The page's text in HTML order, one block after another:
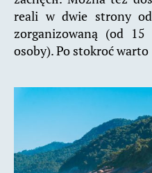
reali w dwie strony
zorganizowaną (od
osoby). Po stokroć warto